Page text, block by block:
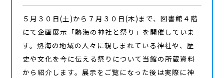
５月３０日(土)から７月３０日(木)まで、図書館４階
にて企画展示「熱海の神社と祭り」を開催していま
す。熱海の地域の人々に親しまれている神社や、歴
史や文化を今に伝える祭りについて当館の所蔵資料
から紹介します。展示をご覧になった後は実際に神